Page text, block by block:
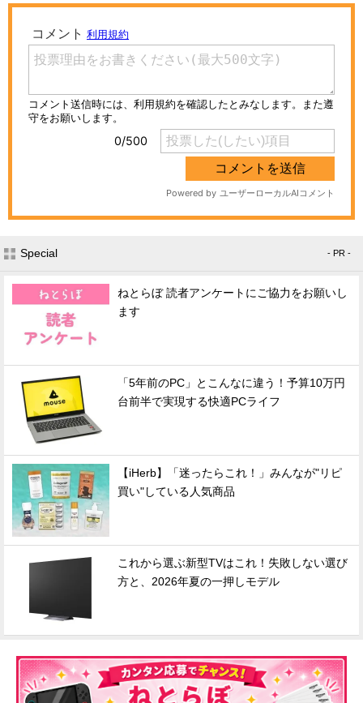
Special - PR -
ねとらぼ 読者アンケートにご協力をお願いし
ます
「5年前のPC」とこんなに違う！予算10万円
台前半で実現する快適PCライフ
【iHerb】「迷ったらこれ！」みんなが"リピ
買い"している人気商品
これから選ぶ新型TVはこれ！失敗しない選び
方と、2026年夏の一押しモデル